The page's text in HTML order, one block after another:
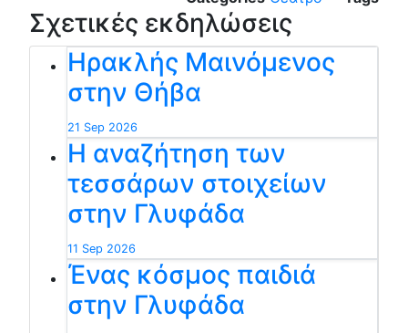
Σχετικές εκδηλώσεις
Ηρακλής Μαινόμενος
στην Θήβα
21 Sep 2026
Η αναζήτηση των
τεσσάρων στοιχείων
στην Γλυφάδα
11 Sep 2026
Ένας κόσμος παιδιά
στην Γλυφάδα